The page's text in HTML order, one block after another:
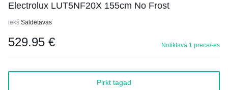
Electrolux LUT5NF20X 155cm No Frost
iekš Saldētavas
529.95 € Noliktavā 1 prece/-es
Pirkt tagad